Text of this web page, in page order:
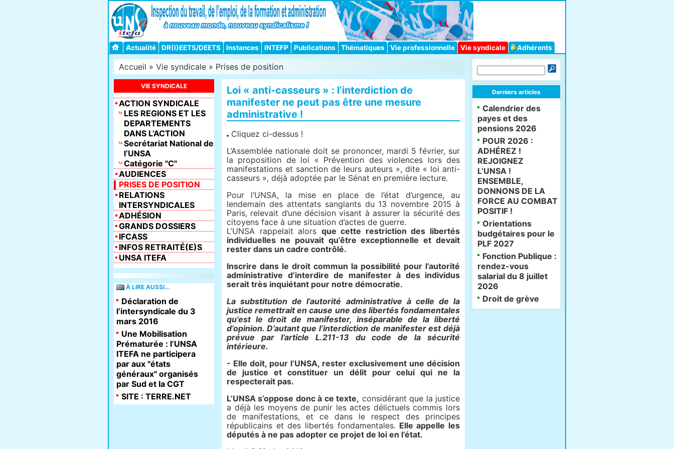
Actualité DR(I)EETS/DEETS Instances INTEFP Publications Thématiques Vie professionnelle Vie syndicale Adhérents
Accueil » Vie syndicale » Prises de position
Loi « anti-casseurs » : l’interdiction de
manifester ne peut pas être une mesure
administrative !
Cliquez ci-dessus !
L’Assemblée nationale doit se prononcer, mardi 5 février, sur
la proposition de loi « Prévention des violences lors des
manifestations et sanction de leurs auteurs », dite « loi anti-
casseurs », déjà adoptée par le Sénat en première lecture.
Pour l’UNSA, la mise en place de l’état d’urgence, au
lendemain des attentats sanglants du 13 novembre 2015 à
Paris, relevait d’une décision visant à assurer la sécurité des
citoyens face à une situation d’actes de guerre.
L’UNSA rappelait alors que cette restriction des libertés
individuelles ne pouvait qu’être exceptionnelle et devait
rester dans un cadre contrôlé.
Inscrire dans le droit commun la possibilité pour l’autorité
administrative d’interdire de manifester à des individus
serait très inquiétant pour notre démocratie.
La substitution de l’autorité administrative à celle de la
justice remettrait en cause une des libertés fondamentales
qu’est le droit de manifester, inséparable de la liberté
d’opinion. D’autant que l’interdiction de manifester est déjà
prévue par l’article L.211-13 du code de la sécurité
intérieure.
- Elle doit, pour l’UNSA, rester exclusivement une décision
de justice et constituer un délit pour celui qui ne la
respecterait pas.
L’UNSA s’oppose donc à ce texte, considérant que la justice
a déjà les moyens de punir les actes délictuels commis lors
de manifestations, et ce dans le respect des principes
républicains et des libertés fondamentales. Elle appelle les
députés à ne pas adopter ce projet de loi en l’état.
VIE SYNDICALE
ACTION SYNDICALE
LES REGIONS ET LES
DEPARTEMENTS
DANS L’ACTION
Secrétariat National de
l’UNSA
Catégorie "C"
AUDIENCES
PRISES DE POSITION
RELATIONS
INTERSYNDICALES
ADHÉSION
GRANDS DOSSIERS
IFCASS
INFOS RETRAITÉ(E)S
UNSA ITEFA
À LIRE AUSSI...
Déclaration de
l’intersyndicale du 3
mars 2016
Une Mobilisation
Prématurée : l’UNSA
ITEFA ne participera
par aux "états
généraux" organisés
par Sud et la CGT
SITE : TERRE.NET
Derniers articles
Calendrier des
payes et des
pensions 2026
POUR 2026 :
ADHÉREZ !
REJOIGNEZ
L’UNSA !
ENSEMBLE,
DONNONS DE LA
FORCE AU COMBAT
POSITIF !
Orientations
budgétaires pour le
PLF 2027
Fonction Publique :
rendez-vous
salarial du 8 juillet
2026
Droit de grève